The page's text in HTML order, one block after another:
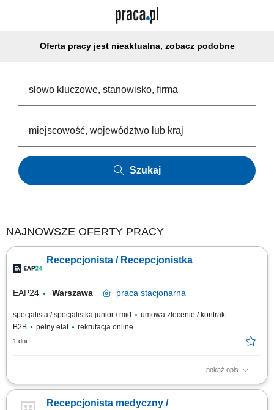
Oferta pracy jest nieaktualna, zobacz podobne
Szukaj
NAJNOWSZE OFERTY PRACY
Recepcjonista / Recepcjonistka
EAP24 Warszawa praca stacjonarna
specjalista / specjalistka junior / mid
umowa zlecenie / kontrakt
B2B
pełny etat rekrutacja online
1 dni
pokaż opis
Opis stanowiska: Obsługa pacjentów w recepcji, telefonicznie oraz
Udzielanie informacji dotyczących usług placówki. Obsługa systemu
Recepcjonista medyczny /